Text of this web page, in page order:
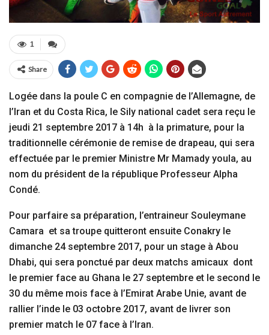
1
Share
Logée dans la poule C en compagnie de l’Allemagne, de
l’Iran et du Costa Rica, le Sily national cadet sera reçu le
jeudi 21 septembre 2017 à 14h à la primature, pour la
traditionnelle cérémonie de remise de drapeau, qui sera
effectuée par le premier Ministre Mr Mamady youla, au
nom du président de la république Professeur Alpha
Condé.
Pour parfaire sa préparation, l’entraineur Souleymane
Camara et sa troupe quitteront ensuite Conakry le
dimanche 24 septembre 2017, pour un stage à Abou
Dhabi, qui sera ponctué par deux matchs amicaux dont
le premier face au Ghana le 27 septembre et le second le
30 du même mois face à l’Emirat Arabe Unie, avant de
rallier l’inde le 03 octobre 2017, avant de livrer son
premier match le 07 face à l’Iran.